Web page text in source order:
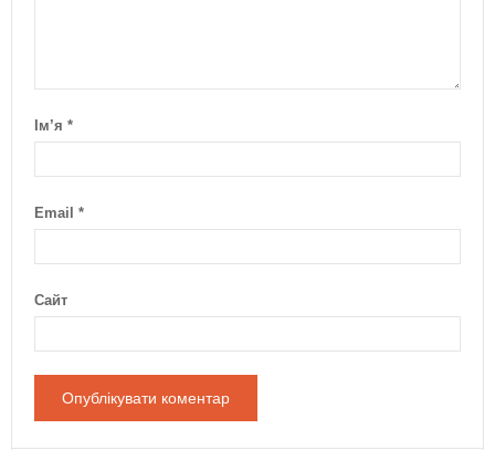
Ім’я *
Email *
Сайт